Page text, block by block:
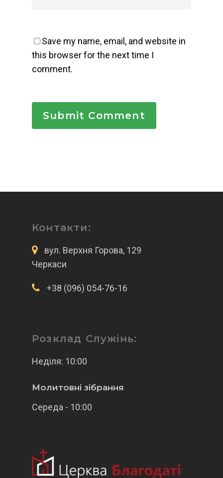
Save my name, email, and website in
this browser for the next time I
comment.
Контакти:
вул. Верхня Горова, 129
Черкаси
+38 (096) 054-76-16
Розклад Служінь:
Неділя: 10:00
Молитовні зібрання
Середа - 10:00